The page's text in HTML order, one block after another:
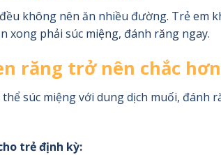
không nên ăn nhiều đường. Trẻ em
xong phải súc miệng, đánh răng ngay.
răng trở nên chắc
súc miệng với dung dịch muối, đánh
trẻ định kỳ: